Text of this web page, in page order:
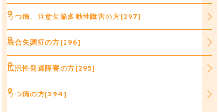
うつ病、注意欠陥多動性障害の方[297]
統合失調症の方[296]
広汎性発達障害の方[295]
うつ病の方[294]